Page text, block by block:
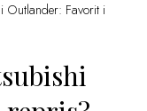
Favorit i